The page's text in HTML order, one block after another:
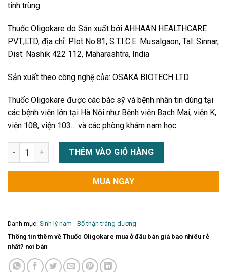
tinh trùng.
Thuốc Oligokare do Sản xuất bởi AHHAAN HEALTHCARE
PVT.,LTD, địa chỉ: Plot No.81, S.T.I.C.E. Musalgaon, Tal: Sinnar,
Dist: Nashik 422 112, Maharashtra, India
Sản xuất theo công nghệ của: OSAKA BIOTECH LTD
Thuốc Oligokare được các bác sỹ và bệnh nhân tin dùng tại
các bệnh viện lớn tại Hà Nội như Bệnh viện Bạch Mai, viện K,
viện 108, viện 103… và các phòng khám nam học.
Thuốc Oligokare mua ở đâu bán giá bao nhiêu rẻ nhất? nơi
THÊM VÀO GIỎ HÀNG
MUA NGAY
Danh mục: Sinh lý nam - Bổ thận tráng dương
Thông tin thêm về Thuốc Oligokare mua ở đâu bán giá bao nhiêu rẻ
nhất? nơi bán